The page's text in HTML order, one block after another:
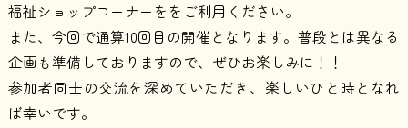
福祉ショップコーナーををご利用ください。
また、今回で通算10回目の開催となります。普段とは異なる
企画も準備しておりますので、ぜひお楽しみに！！
参加者同士の交流を深めていただき、楽しいひと時となれ
ば幸いです。